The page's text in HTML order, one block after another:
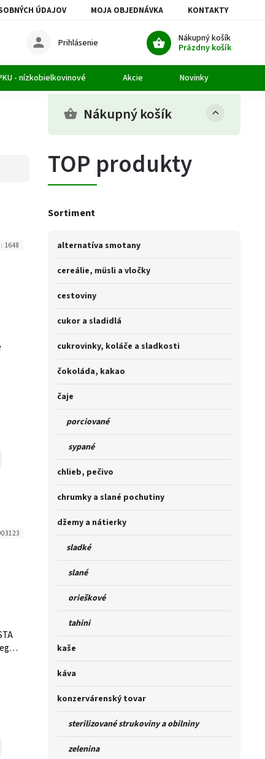
ÚDAJOV MOJA OBJEDNÁVKA KONTAKTY
Nákupný košík
Prázdny košík
Prihlásenie
- nízkobielkovinové Akcie Novinky
Nákupný košík
TOP produkty
Sortiment
alternatíva smotany
cereálie, müsli a vločky
cestoviny
cukor a sladidlá
cukrovinky, koláče a sladkosti
čokoláda, kakao
čaje
porciované
sypané
chlieb, pečivo
chrumky a slané pochutiny
džemy a nátierky
sladké
slané
orieškové
tahini
kaše
káva
konzervárenský tovar
sterilizované strukoviny a obilniny
zelenina
1648